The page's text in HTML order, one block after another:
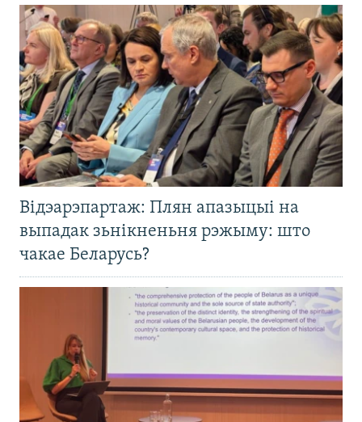
Відэарэпартаж: Плян апазыцыі на
выпадак зьнікненьня рэжыму: што
чакае Беларусь?